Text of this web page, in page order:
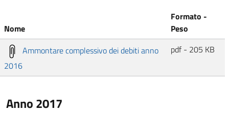
Nome
Formato -
Peso
Ammontare complessivo dei debiti anno
2016
pdf - 205 KB
Anno 2017